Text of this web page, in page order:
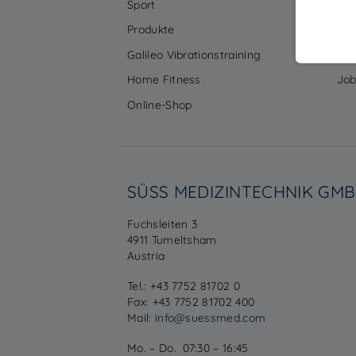
Sport
Produkte
Galileo Vibrationstraining
Home Fitness
Online-Shop
SÜSS MEDIZINTECHNIK
Fuchsleiten 3
4911 Tumeltsham
Austria
Tel.: +43 7752 81702 0
Fax: +43 7752 81702 400
Mail: info@suessmed.com
Mo. – Do. 07:30 – 16:45